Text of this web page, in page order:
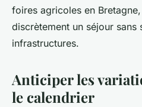
foires agricoles en
discrètement un séjour sans
infrastructures.
Anticiper les
le calendrier